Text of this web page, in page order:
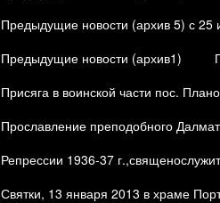
Предыдущие новости (архив 5) с
Предыдущие новости (архив1)
Присяга в воинской части пос.
Прославление преподобного
Репрессии 1936-37
Святки, 13 января 2013 в храме